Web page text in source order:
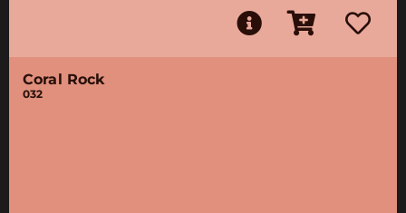
Coral Rock
032